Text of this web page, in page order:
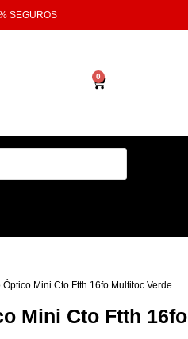
SEGUROS
0
Mini Cto Ftth 16fo Multitoc Verde
Mini Cto Ftth 16fo